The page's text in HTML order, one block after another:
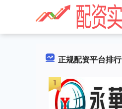
正规配资平台排行